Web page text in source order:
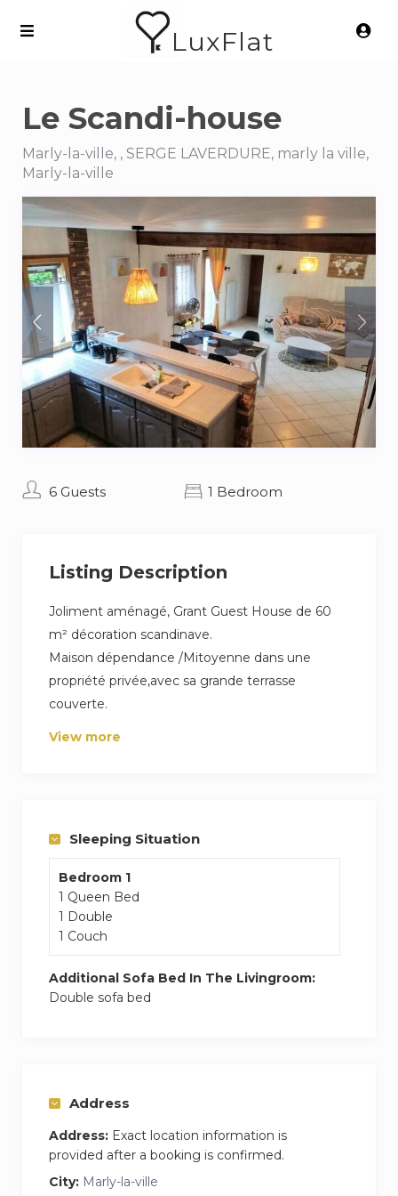
LuxFlat
Le Scandi-house
Marly-la-ville, , SERGE LAVERDURE, marly la ville,
Marly-la-ville
6 Guests 1 Bedroom
Listing Description
Joliment aménagé, Grant Guest House de 60
m² décoration scandinave.
Maison dépendance /Mitoyenne dans une
propriété privée,avec sa grande terrasse
couverte.
Entrée privée avec rampe (PMR).
-Tennis
-Randonnées
-Terrain de foot
À l’extérieur du logement.
supplément, réservations la veille du jour J .
1 lit 2 places
Lit bébé sur demande
Salle de Bain avec baignoire,
View more
Sleeping Situation
Bedroom 1
1 Queen Bed
1 Double
1 Couch
Additional Sofa Bed In The Livingroom:
Double sofa bed
Address
Address: Exact location information is
provided after a booking is confirmed.
City: Marly-la-ville